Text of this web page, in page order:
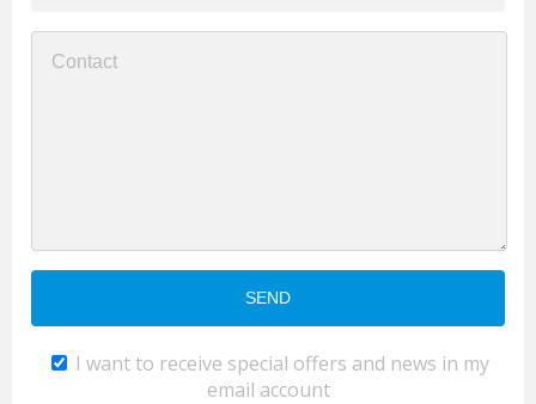
I want to receive special offers and news in my
email account